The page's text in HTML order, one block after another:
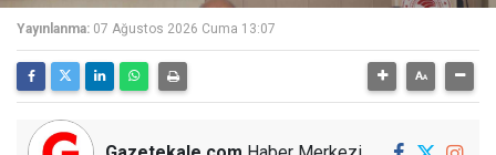
Yayınlanma: 07 Ağustos 2026 Cuma 13:07